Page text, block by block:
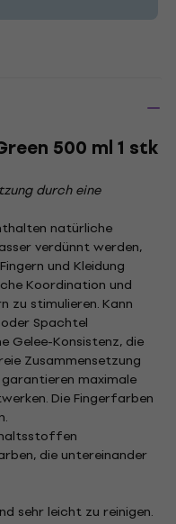
500 ml 1 stk
durch eine
natürliche
verdünnt werden,
und Kleidung
Koordination und
zu stimulieren. Kann
Spachtel
Gelee-Konsistenz, die
Zusammensetzung
maximale
Die Fingerfarben
die untereinander
sehr leicht zu reinigen.